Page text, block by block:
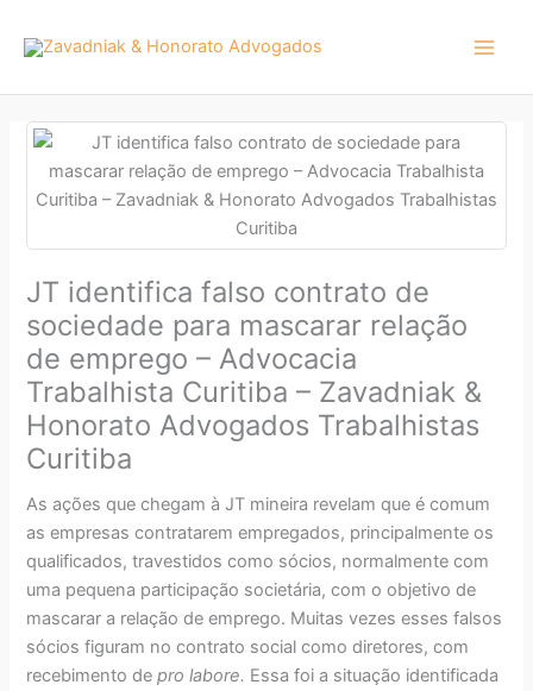
para
conteúdo
JT identifica falso contrato de
sociedade para mascarar relação
de emprego – Advocacia
Trabalhista Curitiba – Zavadniak &
Honorato Advogados Trabalhistas
Curitiba
As ações que chegam à JT mineira revelam que é comum
as empresas contratarem empregados, principalmente os
qualificados, travestidos como sócios, normalmente com
uma pequena participação societária, com o objetivo de
mascarar a relação de emprego. Muitas vezes esses falsos
sócios figuram no contrato social como diretores, com
recebimento depro labore. Essa foi a situação identificada